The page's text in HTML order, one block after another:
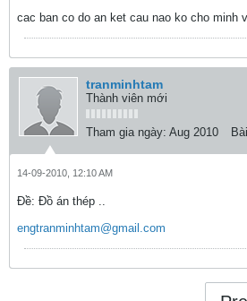
cac ban co do an ket cau nao ko cho minh
tranminhtam
Thành viên mới
Tham gia ngày: Aug 2010
14-09-2010, 12:10 AM
Ðề: Đồ án thép ..
engtranminhtam@gmail.com